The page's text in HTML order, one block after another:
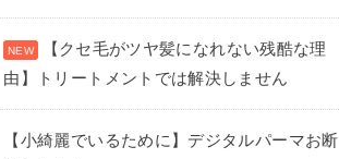
【クセ毛がツヤ髪になれない残酷な理
由】トリートメントでは解決しません
【小綺麗でいるために】デジタルパーマお断